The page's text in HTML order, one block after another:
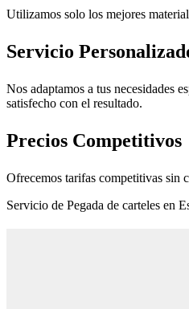
Utilizamos solo los mejores
Servicio
Nos adaptamos a tus necesidades
satisfecho con el resultado.
Precios Competitivos
Ofrecemos tarifas competitivas sin
Servicio de Pegada de carteles en